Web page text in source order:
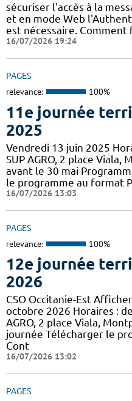
sécuriser l'accès à la
et en mode Web
est nécessaire.
16/07/2026 19:24
PAGES
relevance: 100%
11e journée
2025
Vendredi 13 juin 2025
SUP AGRO, 2 place
avant le 30 mai
le programme au format
16/07/2026 13:03
PAGES
relevance: 100%
12e journée
2026
CSO Occitanie-Est
octobre 2026 Horaires :
AGRO, 2 place Viala,
journée Télécharger le
Cont
16/07/2026 13:02
PAGES